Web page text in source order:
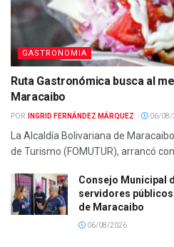
GASTRONOMIA
Ruta Gastronómica busca al
Maracaibo
POR: INGRID FERNÁNDEZ MÁRQUEZ 06/08/
La Alcaldía Bolivariana de
de Turismo (FOMUTUR), arrancó
Consejo Municipal
servidores
de Maracaibo
06/08/2026